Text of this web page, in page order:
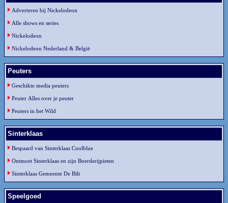
Adverteren bij Nickelodeon
Alle shows en series
Nickelodeon
Nickelodeon Nederland & België
Peuters
Geschikte media peuters
Peuter Alles over je peuter
Peuters in het Wild
Sinterklaas
Bespaard van Sinterklaas Coolblue
Ontmoet Sinterklaas en zijn Boerderijpieten
Sinterklaas Gemeente De Bilt
Speelgoed